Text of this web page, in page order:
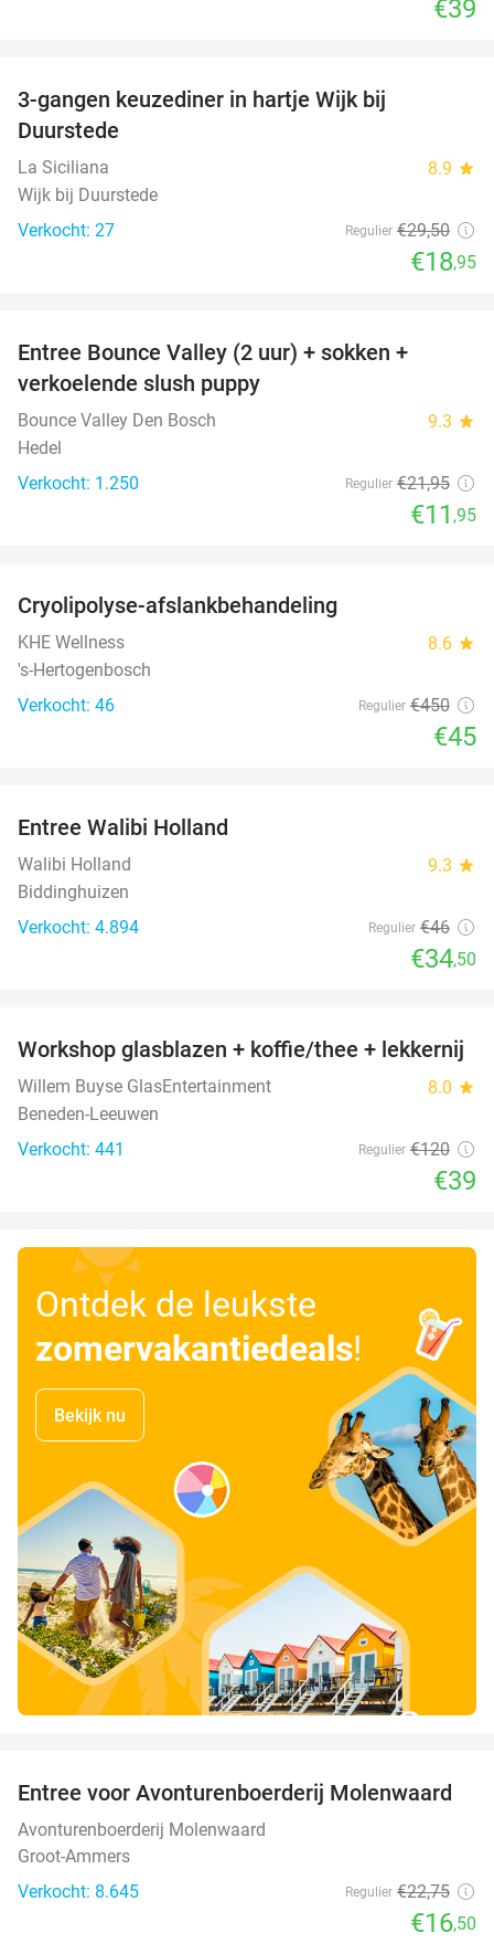
€39
3-gangen keuzediner in hartje Wijk bij
Duurstede
La Siciliana 8.9 star
Wijk bij Duurstede
Verkocht: 27
Regulier €29,50
€18,95
Entree Bounce Valley (2 uur) + sokken +
verkoelende slush puppy
Bounce Valley Den Bosch 9.3 star
Hedel
Verkocht: 1.250
Regulier €21,95
€11 ,95
Cryolipolyse-afslankbehandeling
KHE Wellness 8.6 star
's-Hertogenbosch
Verkocht: 46
Regulier €450
€45
Entree Walibi Holland
Walibi Holland 9.3 star
Biddinghuizen
Verkocht: 4.894
Regulier €46
€34,50
68%
Workshop glasblazen + koffie/thee + lekkernij
Willem Buyse GlasEntertainment 8.0 star
Beneden-Leeuwen
Verkocht: 441
Regulier €120
€39
Ontdek de leukste
zomervakantiedeals!
Bekijk nu
27%
Entree voor Avonturenboerderij Molenwaard
Avonturenboerderij Molenwaard
Groot-Ammers
Verkocht: 8.645
Regulier €22,75
€16,50